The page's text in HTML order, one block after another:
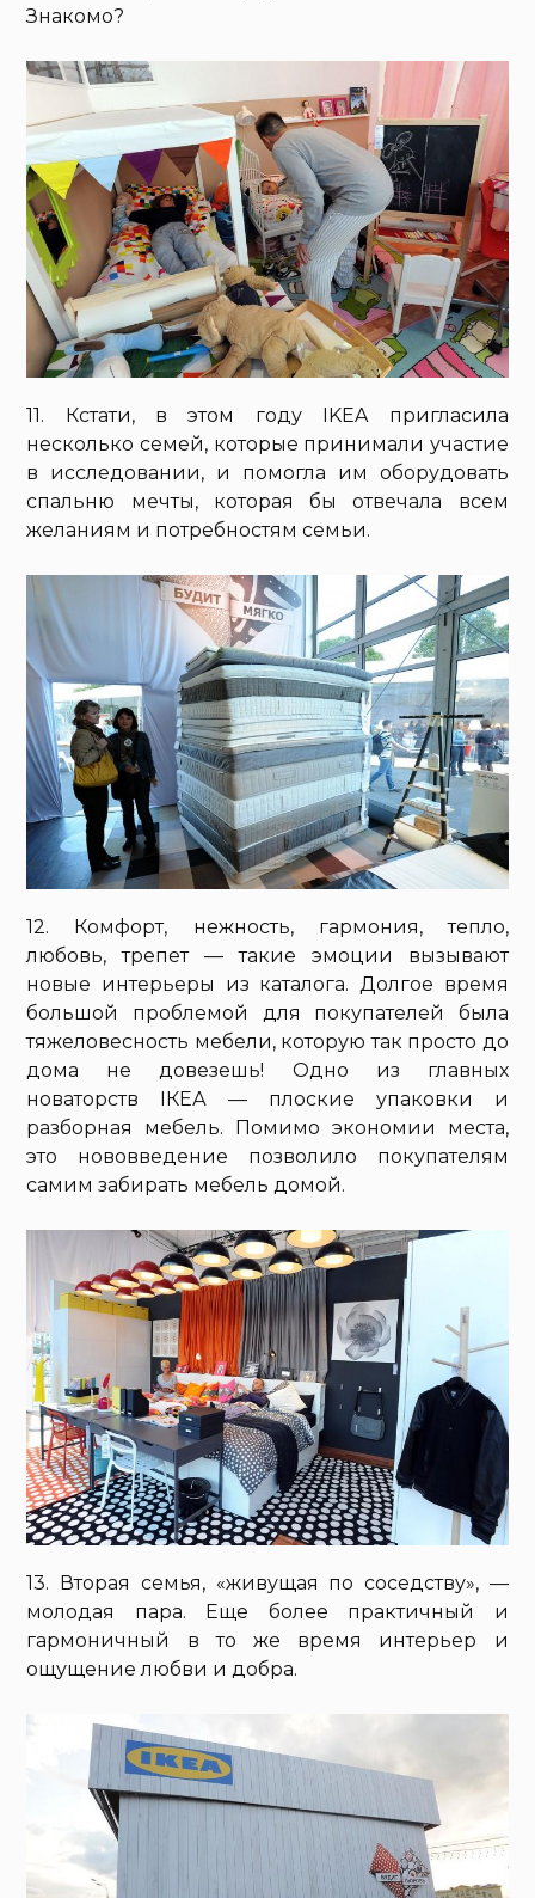
Знакомо?
11. Кстати, в этом году IKEA пригласила
несколько семей, которые принимали участие
в исследовании, и помогла им оборудовать
спальню мечты, которая бы отвечала всем
желаниям и потребностям семьи.
12. Комфорт, нежность, гармония, тепло,
любовь, трепет — такие эмоции вызывают
новые интерьеры из каталога. Долгое время
большой проблемой для покупателей была
тяжеловесность мебели, которую так просто до
дома не довезешь! Одно из главных
новаторств IКЕА — плоские упаковки и
разборная мебель. Помимо экономии места,
это нововведение позволило покупателям
самим забирать мебель домой.
13. Вторая семья, «живущая по соседству», —
молодая пара. Еще более практичный и
гармоничный в то же время интерьер и
ощущение любви и добра.